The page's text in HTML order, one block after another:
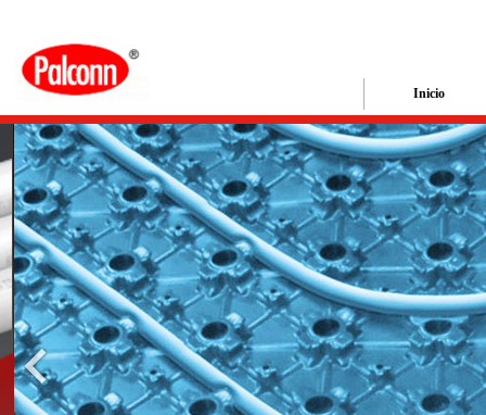
Inicio